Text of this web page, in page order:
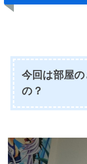
今回は部屋
の？